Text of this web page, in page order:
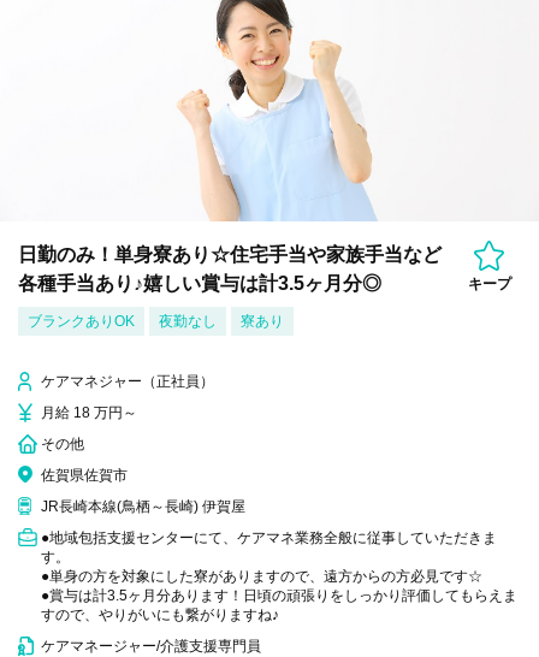
日勤のみ！単身寮あり☆住宅手当や家族手当など
各種手当あり♪嬉しい賞与は計3.5ヶ月分◎
キープ
ブランクありOK 夜勤なし 寮あり
ケアマネジャー（正社員）
月給 18 万円～
その他
佐賀県佐賀市
JR長崎本線(鳥栖～長崎) 伊賀屋
●地域包括支援センターにて、ケアマネ業務全般に従事していただきま
す。
●単身の方を対象にした寮がありますので、遠方からの方必見です☆
●賞与は計3.5ヶ月分あります！日頃の頑張りをしっかり評価してもらえま
すので、やりがいにも繋がりますね♪
ケアマネージャー/介護支援専門員